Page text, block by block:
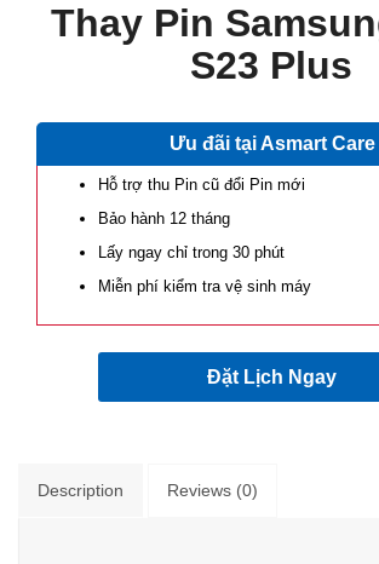
Thay Pin
S23 Plus
Ưu đãi tại Asmart Care
Hỗ trợ thu Pin cũ đổi Pin mới
Bảo hành 12 tháng
Lấy ngay chỉ trong 30 phút
Miễn phí kiểm tra vệ sinh máy
Đặt Lịch Ngay
Description Reviews (0)